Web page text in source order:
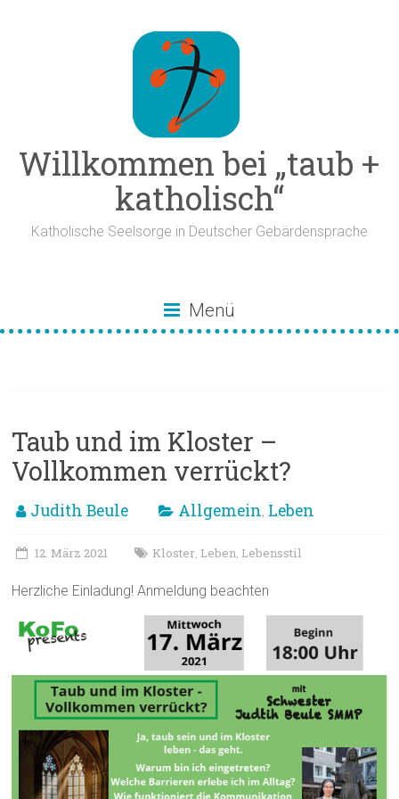
Willkommen bei „taub +
katholisch“
Katholische Seelsorge in Deutscher Gebärdensprache
Menü
Taub und im Kloster –
Vollkommen verrückt?
Judith Beule Allgemein, Leben
12. März 2021 Kloster, Leben, Lebensstil
Herzliche Einladung! Anmeldung beachten